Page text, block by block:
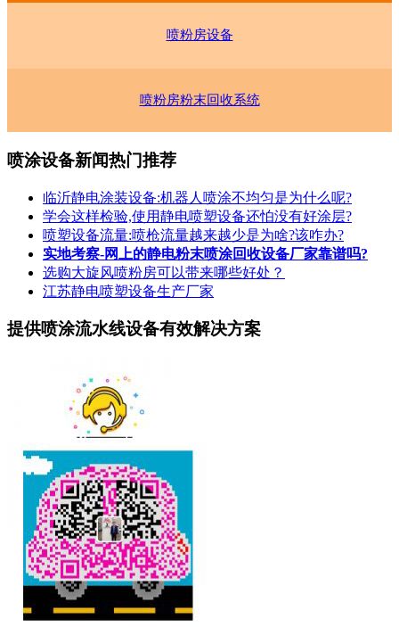
喷粉房设备
喷粉房粉末回收系统
喷涂设备新闻热门推荐
临沂静电涂装设备:机器人喷涂不均匀是为什么呢?
学会这样检验,使用静电喷塑设备还怕没有好涂层?
喷塑设备流量:喷枪流量越来越少是为啥?该咋办?
实地考察-网上的静电粉末喷涂回收设备厂家靠谱吗?
选购大旋风喷粉房可以带来哪些好处？
江苏静电喷塑设备生产厂家
提供喷涂流水线设备有效解决方案